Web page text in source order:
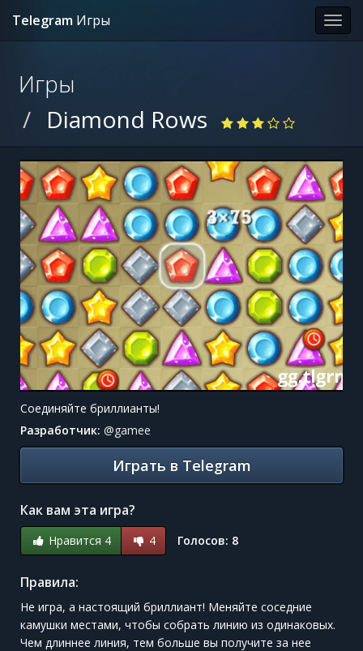
Telegram Игры
Игры
Diamond Rows
Соединяйте бриллианты!
Разработчик: @gamee
Играть в Telegram
Как вам эта игра?
Нравится 4 4 Голосов: 8
Правила:
Не игра, а настоящий бриллиант! Меняйте соседние
камушки местами, чтобы собрать линию из одинаковых.
Чем длиннее линия, тем больше вы получите за нее